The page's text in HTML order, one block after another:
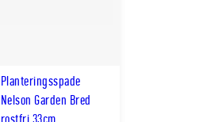
Planteringsspade
Nelson Garden Bred